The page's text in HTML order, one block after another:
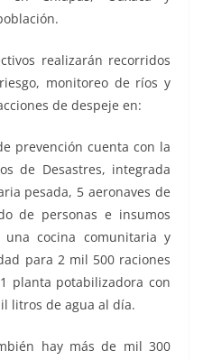
realizarán recorridos
monitoreo de ríos y
de despeje en:
prevención cuenta con la
de Desastres, integrada
pesada, 5 aeronaves de
de personas e insumos
una cocina comunitaria y
para 2 mil 500 raciones
planta potabilizadora con
litros de agua al día.
hay más de mil 300